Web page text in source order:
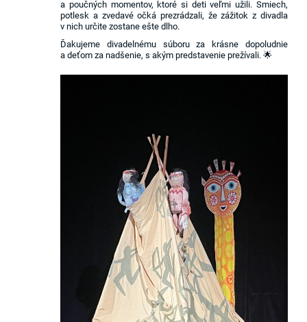
a poučných momentov, ktoré si deti veľmi užili. Smiech,
potlesk a zvedavé očká prezrádzali, že zážitok z divadla
v nich určite zostane ešte dlho.
Ďakujeme divadelnému súboru za krásne dopoludnie
a deťom za nadšenie, s akým predstavenie prežívali. 🌟